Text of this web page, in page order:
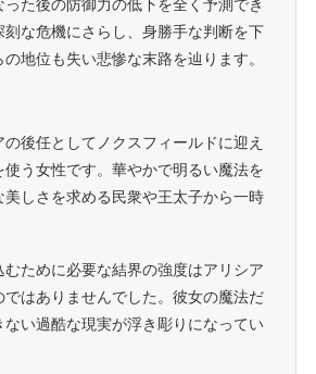
た後の防御力の低下を全く予測でき
な危機にさらし、身勝手な判断を下
地位も失い悲惨な末路を辿ります。
後任としてノクスフィールドに迎え
使う女性です。華やかで明るい魔法を
しさを求める民衆や王太子から一時
むために必要な結界の強度はアリシア
はありませんでした。彼女の魔法だ
ない過酷な現実が浮き彫りになってい